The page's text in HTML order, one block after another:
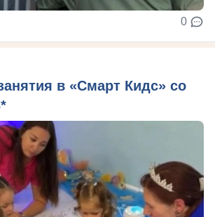
0
в «Смарт Кидс» со